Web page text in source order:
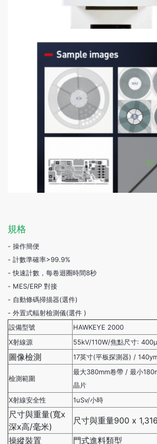
規格
- 操作簡便
- 計數準確率>99.9%
- 快速計數，每卷迴圈時間8秒
- MES/ERP 對接
- 自動條碼掃描器(選件)
- 外置式輻射檢測儀(選件 )
設備型號
HAWKEYE 2000
X射線源
55kV/110W/焦點尺寸:
圖像檢測 17英寸(平板探測器) /
檢測範圍
最大380mm卷帶 / 最小
晶片
X射線安全性
1uSv/小時
尺寸與重量(寬x
深x高/毫米)
尺寸與重量900 x
操縱裝置
門式進料類型